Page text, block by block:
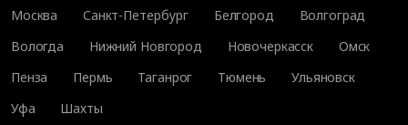
Москва
Санкт-Петербург Белгород
Волгоград
Вологда
Нижний Новгород Новочеркасск
Омск
Пенза
Пермь Таганрог Тюмень
Ульяновск
Уфа
Шахты